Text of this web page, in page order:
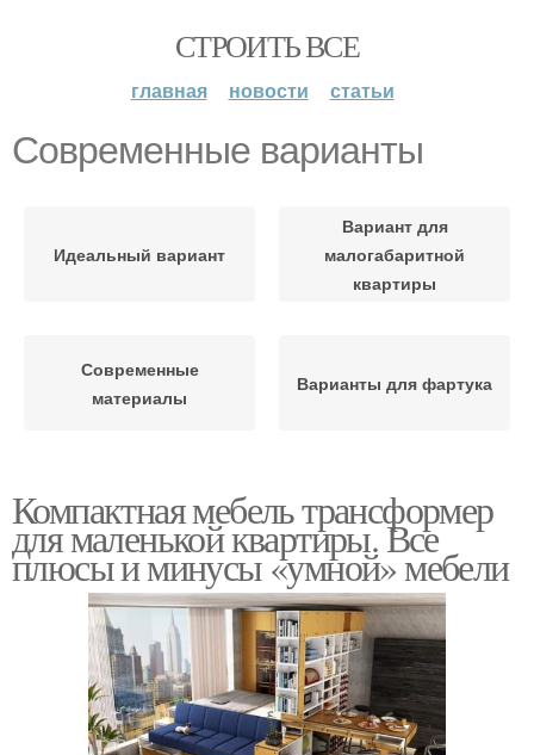
СТРОИТЬ ВСЕ
главная новости статьи
Современные варианты
Идеальный вариант
Вариант для
малогабаритной
квартиры
Современные
материалы
Варианты для фартука
Компактная мебель трансформер
для маленькой квартиры. Все
плюсы и минусы «умной» мебели